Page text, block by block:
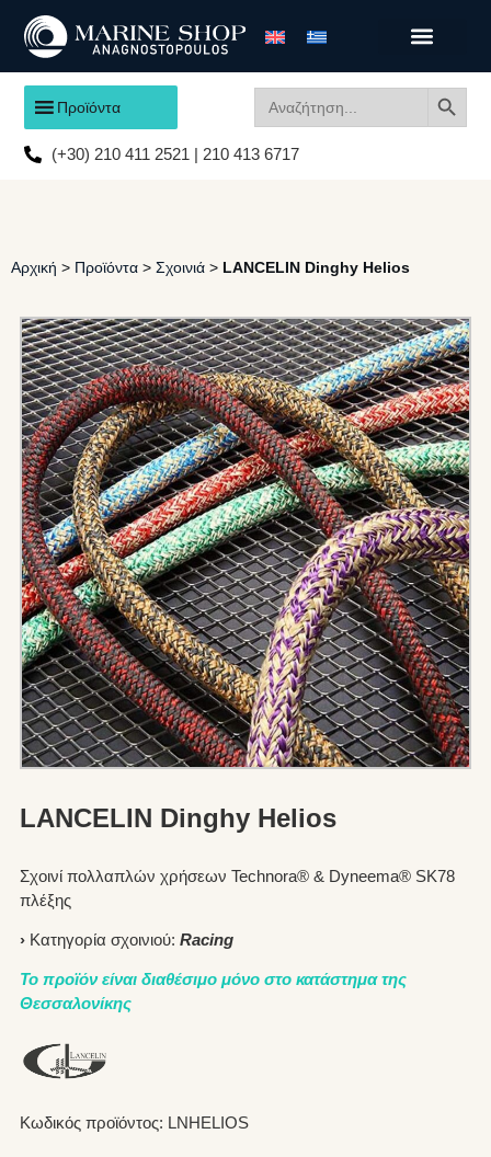
Προϊόντα
for:
(+30) 210 411 2521 | 210 413 6717
Αρχική > Προϊόντα > Σχοινιά > LANCELIN Dinghy Helios
LANCELIN Dinghy Helios
Σχοινί πολλαπλών χρήσεων Technora® & Dyneema® SK78
πλέξης
› Κατηγορία σχοινιού: Racing
Το προϊόν είναι διαθέσιμο μόνο στο κατάστημα της
Θεσσαλονίκης
Κωδικός προϊόντος: LNHELIOS